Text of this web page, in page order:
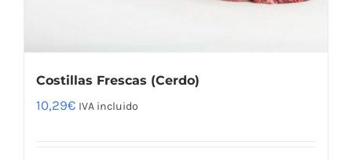
Costillas Frescas (Cerdo)
10,29€ IVA incluido